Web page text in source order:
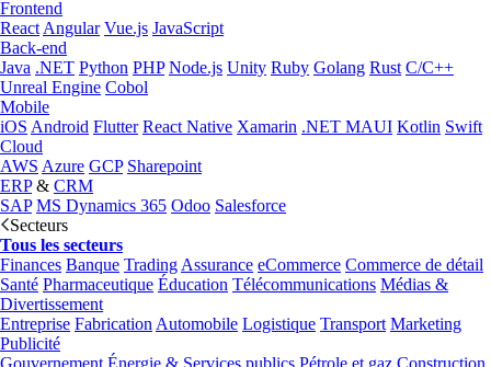
Frontend
React Angular Vue.js JavaScript
Back-end
Java .NET Python PHP Node.js Unity Ruby Golang Rust C/C++
Unreal Engine Cobol
Mobile
iOS Android Flutter React Native Xamarin .NET MAUI Kotlin Swift
Cloud
AWS Azure GCP Sharepoint
ERP& CRM
SAP MS Dynamics 365 Odoo Salesforce
Secteurs
Tous les secteurs
Finances Banque Trading Assurance eCommerce Commerce de détail
Santé Pharmaceutique Éducation Télécommunications Médias &
Divertissement
Entreprise Fabrication Automobile Logistique Transport Marketing
Publicité
Gouvernement Énergie & Services publics Pétrole et gaz Construction